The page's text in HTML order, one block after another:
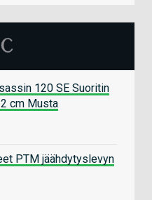
120 SE Suoritin
cm Musta
PTM jäähdytyslevyn